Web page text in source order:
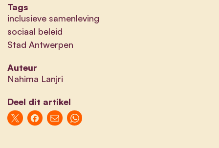
Tags
inclusieve samenleving
sociaal beleid
Stad Antwerpen
Auteur
Nahima Lanjri
Deel dit artikel